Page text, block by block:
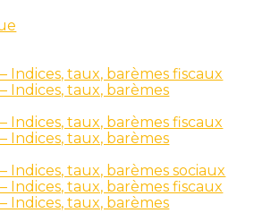
Indices, taux, barèmes fiscaux
Indices, taux, barèmes
Indices, taux, barèmes fiscaux
Indices, taux, barèmes
Indices, taux, barèmes sociaux
Indices, taux, barèmes fiscaux
Indices, taux, barèmes